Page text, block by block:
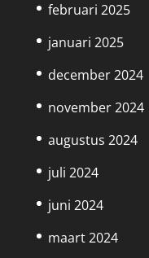
februari 2025
januari 2025
december 2024
november 2024
augustus 2024
juli 2024
juni 2024
maart 2024